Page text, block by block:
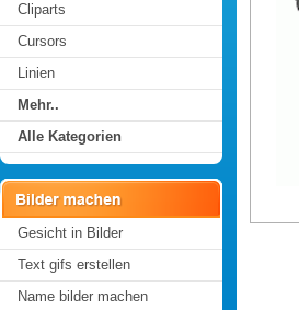
Cliparts
Cursors
Linien
Mehr..
Alle Kategorien
Gesicht in Bilder
Text gifs erstellen
Name bilder machen